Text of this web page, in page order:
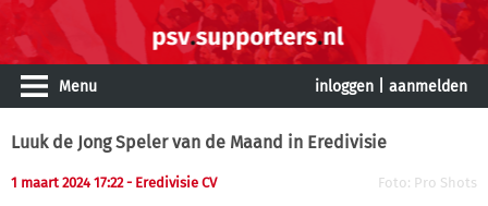
Menu inloggen aanmelden
Luuk de Jong Speler van de Maand in Eredivisie
1 maart 2024 17:22- Eredivisie CV Foto: Pro Shots